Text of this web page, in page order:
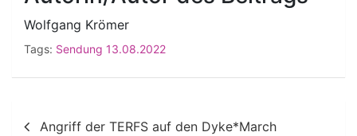
Wolfgang Krömer
Tags: Sendung 13.08.2022
Beitragsnavigation
Angriff der TERFS auf den Dyke*March